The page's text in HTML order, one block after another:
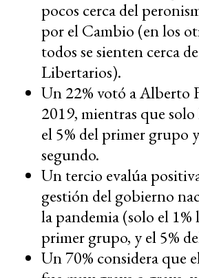
pocos cerca del
por el Cambio (en los
todos se sienten cerca
Libertarios).
Un 22% votó a Alberto
2019, mientras que
el 5% del primer grupo
segundo.
Un tercio evalúa
gestión del gobierno
la pandemia (solo el 1%
primer grupo, y el 5%
Un 70% considera que